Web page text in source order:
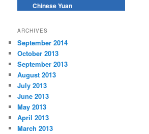
Chinese Yuan
ARCHIVES
September 2014
October 2013
September 2013
August 2013
July 2013
June 2013
May 2013
April 2013
March 2013